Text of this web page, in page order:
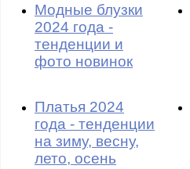
Модные блузки
2024 года -
тенденции и
фото новинок
Платья 2024
года - тенденции
на зиму, весну,
лето, осень